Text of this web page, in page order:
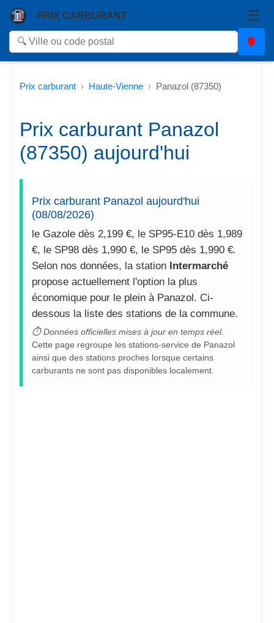
PRIX CARBURANT ☰
Prix carburant Haute-Vienne Panazol (87350)
Prix carburant Panazol
(87350) aujourd'hui
Prix carburant Panazol aujourd'hui
(08/08/2026)
le Gazole dès 2,199 €, le SP95-E10 dès 1,989
€, le SP98 dès 1,990 €, le SP95 dès 1,990 €.
Selon nos données, la station Intermarché
propose actuellement l'option la plus
économique pour le plein à Panazol. Ci-
dessous la liste des stations de la commune.
⏱ Données officielles mises à jour en temps réel.
Cette page regroupe les stations-service de Panazol
ainsi que des stations proches lorsque certains
carburants ne sont pas disponibles localement.